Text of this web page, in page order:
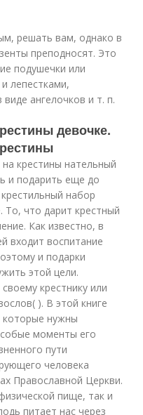
решать вам, однако в
преподносят. Это
подушечки или
лепестками,
ангелочков и т. п.
девочке.
крестины нательный
и подарить еще до
набор
То, что дарит крестный
Как известно, в
входит воспитание
и подарки
этой цели.
крестнику или
). В этой книге
нужны
моменты его
пути
человека
Православной Церкви.
пище, так и
питает нас через